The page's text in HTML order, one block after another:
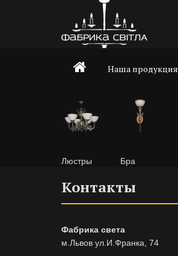
Наша продукция
Люстры Бра
Контакты
Фабрика света
м.Львов ул.И.Франка, 74